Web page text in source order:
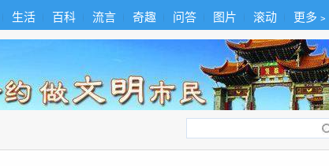
生活 百科 流言 奇趣 问答 图片 滚动 更多﹥